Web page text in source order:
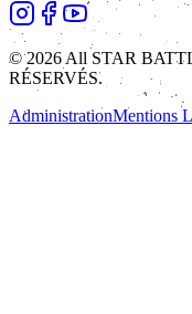
© 2026 All STAR
RÉSERVÉS.
AdministrationMentions